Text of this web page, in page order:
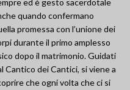
ed è gesto sacerdotale
quando confermano
promessa con l’unione dei
durante il primo amplesso
dopo il matrimonio. Guidati
Cantico dei Cantici, si viene a
che ogni volta che ci si